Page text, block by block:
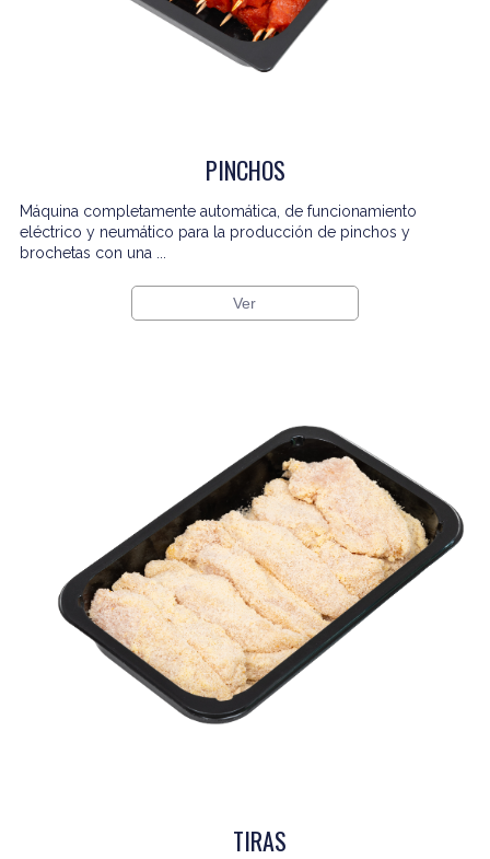
PINCHOS
Máquina completamente automática, de funcionamiento
eléctrico y neumático para la producción de pinchos y
brochetas con una ...
Ver
TIRAS